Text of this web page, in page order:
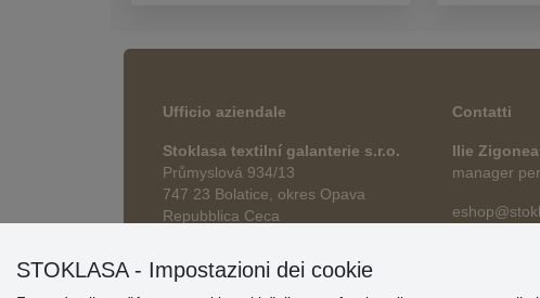
Ufficio aziendale
Stoklasa textilní galanterie s.r.o.
Průmyslová 934/13
747 23 Bolatice, okres Opava
Repubblica Ceca
Contatti
Ilie
manager
STOKLASA - Impostazioni dei cookie